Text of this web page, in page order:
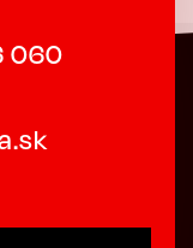
060